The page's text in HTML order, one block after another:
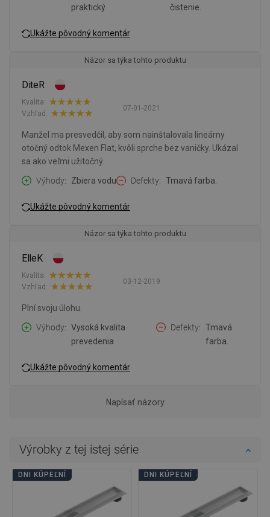
praktický
čistenie.
Ukážte pôvodný komentár
Názor sa týka tohto produktu
DiteR
07-01-2021
Kvalita:
Vzhľad:
Manžel ma presvedčil, aby som nainštalovala lineárny
otočný odtok Mexen Flat, kvôli sprche bez vaničky. Ukázal
sa ako veľmi užitočný.
Výhody
Zbiera vodu Defekty Tmavá farba.
Ukážte pôvodný komentár
Názor sa týka tohto produktu
ElleK
03-12-2019
Kvalita:
Vzhľad:
Plní svoju úlohu.
Výhody
Vysoká kvalita
prevedenia
Defekty
Tmavá
farba.
Ukážte pôvodný komentár
Napísať názory
Výrobky z tej istej série
DNI KÚPEĽNÍ DNI KÚPEĽNÍ